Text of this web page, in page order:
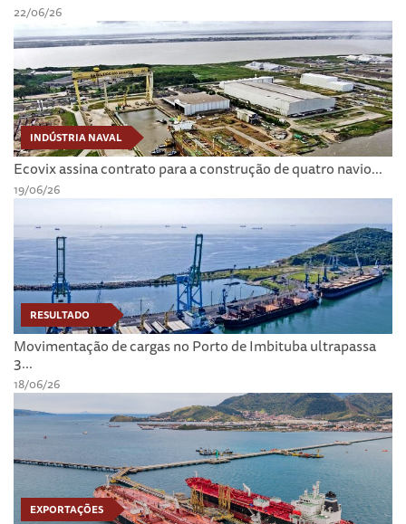
22/06/26
INDÚSTRIA NAVAL
Ecovix assina contrato para a construção de quatro navio...
19/06/26
RESULTADO
Movimentação de cargas no Porto de Imbituba ultrapassa
3...
18/06/26
EXPORTAÇÕES